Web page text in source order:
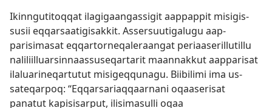
Ikin­ngutitoq­qat ilagigaangas­sigit aap­pap­pit misigis­
susii eq­qarsaatigisak­kit. As­sersuutigalugu aap­
parisimasat eq­qar­tor­neqaleraangat periaaseril­lutil­lu
naliliil­luarsin­naas­suseqar­tarit maan­nak­kut aap­parisat
ilaluarineqar­tutut misigeq­qunagu. Biibilimi ima us­
sateqar­poq: “Eq­qarsariaq­qaar­nani oqaaserisat
panatut kapisisar­put, ilisimasul­li oqaa